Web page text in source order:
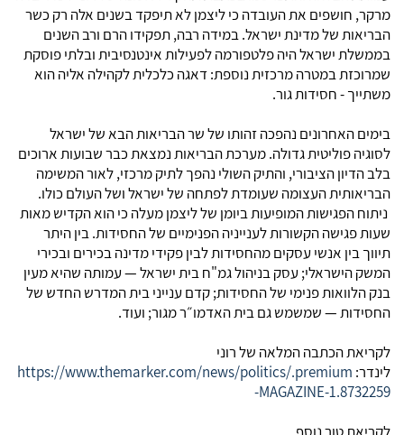
מרקר, חושפים את העובדה כי ליצמן לא תיפקד בשנים אלה רק כשר
הבריאות של מדינת ישראל. במידה רבה, תפקידו הרם ורב השנים
בממשלת ישראל היה פלטפורמה לפעילות אינטנסיבית ובלתי פוסקת
שמרוכזת במטרה מרכזית נוספת: דאגה כלכלית לקהילה אליה הוא
משתייך - חסידות גור.
בימים האחרונים נהפכה זהותו של שר הבריאות הבא של ישראל
לסוגיה פוליטית גדולה. מערכת הבריאות נמצאת כבר שבועות ארוכים
בלב הדיון הציבורי, והתיק השולי נהפך לתיק מרכזי, לאור המשימה
הבריאותית העצומה שעומדת לפתחה של ישראל ושל העולם כולו.
ניתוח הפגישות המופיעות ביומן של ליצמן מעלה כי הוא הקדיש מאות
שעות פגישה הקשורות לענייניה הפנימיים של החסידות. בין היתר
תיווך בין אנשי עסקים מהחסידות לבין פקידי מדינה בכירים ובכירי
המשק הישראלי; עסק בניהול גמ"ח בית ישראל — עמותה שהיא מעין
בנק הלוואות פנימי של החסידות; קדם ענייני בית המדרש החדש של
החסידות — שמשמש גם בית האדמו״ר מגור; ועוד.
לקריאת הכתבה המלאה של רוני
לינדר: https://www.themarker.com/news/politics/.premium
-MAGAZINE-1.8732259